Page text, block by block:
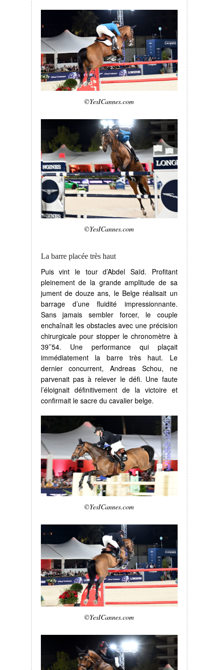
©YesICannes.com
©YesICannes.com
La barre placée très haut
Puis vint le tour d’Abdel Saïd. Profitant
pleinement de la grande amplitude de sa
jument de douze ans, le Belge réalisait un
barrage d’une fluidité impressionnante.
Sans jamais sembler forcer, le couple
enchaînait les obstacles avec une précision
chirurgicale pour stopper le chronomètre à
39’’54. Une performance qui plaçait
immédiatement la barre très haut. Le
dernier concurrent, Andreas Schou, ne
parvenait pas à relever le défi. Une faute
l’éloignait définitivement de la victoire et
confirmait le sacre du cavalier belge.
©YesICannes.com
©YesICannes.com